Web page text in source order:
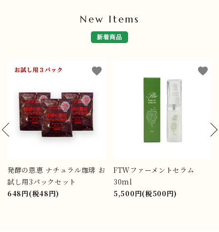
New Items
新着商品
発酵の恩恵 ナチュラル珈琲 お
試し用3パックセット
648円(税48円)
favorite
FTWファーメントセラム
30ml
5,500円(税500円)
favorite